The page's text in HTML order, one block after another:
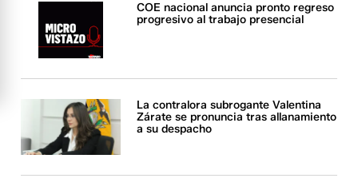
COE nacional anuncia pronto regreso
progresivo al trabajo presencial
La contralora subrogante Valentina
Zárate se pronuncia tras allanamiento
a su despacho